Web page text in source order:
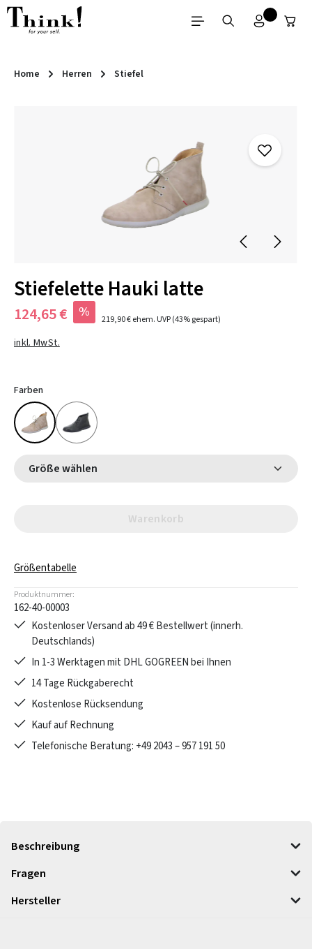
Zum Hauptinhalt springen
Home Herren Stiefel
Stiefelette Hauki latte
124,65 € % 219,90 €ehem. UVP(43% gespart)
inkl. MwSt.
Farben
Größe wählen
Warenkorb
Größentabelle
Produktnummer:
162-40-00003
Kostenloser Versand ab 49 € Bestellwert (innerh.
Deutschlands)
In 1-3 Werktagen mit DHL GOGREEN bei Ihnen
14 Tage Rückgaberecht
Kostenlose Rücksendung
Kauf auf Rechnung
Telefonische Beratung: +49 2043 – 957 191 50
Beschreibung
Fragen
Hersteller